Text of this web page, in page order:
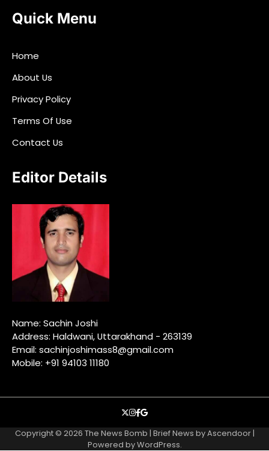
Quick Menu
Home
About Us
Privacy Policy
Terms Of Use
Contact Us
Editor Details
Name: Sachin Joshi
Address: Haldwani, Uttarakhand - 263139
Email: sachinjoshimass8@gmail.com
Mobile: +91 94103 11180
Xinstagram
facebook
google
Copyright © 2026 The News Bomb | Brief News byAscendoor|
Powered byWordPress.